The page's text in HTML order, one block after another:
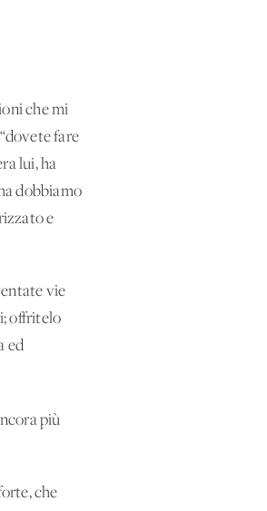
che mi
fare
lui, ha
dobbiamo
e
vie
offritelo
ed
più
che